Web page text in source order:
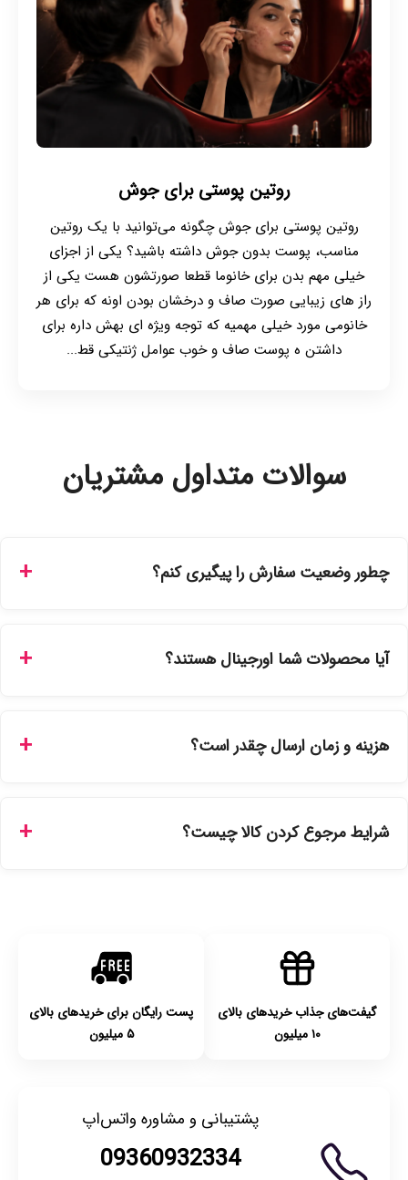
روتین پوستی برای جوش
روتین پوستی برای جوش چگونه می‌توانید با یک روتین
مناسب، پوست بدون جوش داشته باشید؟ یکی از اجزای
خیلی مهم بدن برای خانوما قطعا صورتشون هست یکی از
راز های زیبایی صورت صاف و درخشان بودن اونه که برای هر
خانومی مورد خیلی مهمیه که توجه ویژه ای بهش داره برای
داشتن ه پوست صاف و خوب عوامل ژنتیکی قط...
سوالات متداول مشتریان
چطور وضعیت سفارش را پیگیری کنم؟
سفارشات در سایت، وضعیت لحظه‌ای مرسوله را مشاهده کنید.
آیا محصولات شما اورجینال هستند؟
نمایندگی‌های معتبر تهیه شده و دارای بچ‌کد قابل استعلام هستند.
هزینه و زمان ارسال چقدر است؟
انتخاب کنید و برای شهرستان‌ها بین یک الی ۳ روز کاری از طریق
شرایط مرجوع کردن کالا چیست؟
گیفت‌های جذاب خریدهای بالای
۱۰ میلیون
پست رایگان برای خریدهای بالای
۵ میلیون
پشتیبانی و مشاوره واتس‌اپ
09360932334